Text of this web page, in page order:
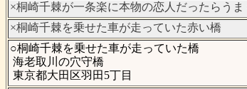
×桐崎千棘が一条楽に本物の恋人だったらう
×桐崎千棘を乗せた車が走っていた赤い橋
○桐崎千棘を乗せた車が走っていた橋
海老取川の穴守橋
東京都大田区羽田5丁目